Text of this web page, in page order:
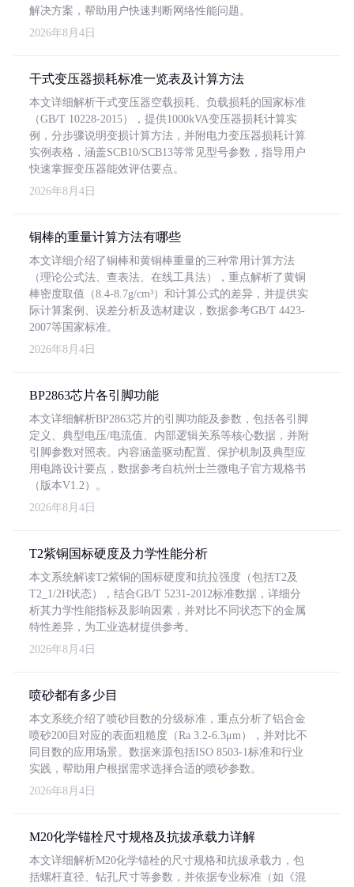
解决方案，帮助用户快速判断网络性能问题。
2026年8月4日
干式变压器损耗标准一览表及计算方法
本文详细解析干式变压器空载损耗、负载损耗的国家标准
（GB/T 10228-2015），提供1000kVA变压器损耗计算实
例，分步骤说明变损计算方法，并附电力变压器损耗计算
实例表格，涵盖SCB10/SCB13等常见型号参数，指导用户
快速掌握变压器能效评估要点。
2026年8月4日
铜棒的重量计算方法有哪些
本文详细介绍了铜棒和黄铜棒重量的三种常用计算方法
（理论公式法、查表法、在线工具法），重点解析了黄铜
棒密度取值（8.4-8.7g/cm³）和计算公式的差异，并提供实
际计算案例、误差分析及选材建议，数据参考GB/T 4423-
2007等国家标准。
2026年8月4日
BP2863芯片各引脚功能
本文详细解析BP2863芯片的引脚功能及参数，包括各引脚
定义、典型电压/电流值、内部逻辑关系等核心数据，并附
引脚参数对照表。内容涵盖驱动配置、保护机制及典型应
用电路设计要点，数据参考自杭州士兰微电子官方规格书
（版本V1.2）。
2026年8月4日
T2紫铜国标硬度及力学性能分析
本文系统解读T2紫铜的国标硬度和抗拉强度（包括T2及
T2_1/2H状态），结合GB/T 5231-2012标准数据，详细分
析其力学性能指标及影响因素，并对比不同状态下的金属
特性差异，为工业选材提供参考。
2026年8月4日
喷砂都有多少目
本文系统介绍了喷砂目数的分级标准，重点分析了铝合金
喷砂200目对应的表面粗糙度（Ra 3.2-6.3μm），并对比不
同目数的应用场景。数据来源包括ISO 8503-1标准和行业
实践，帮助用户根据需求选择合适的喷砂参数。
2026年8月4日
M20化学锚栓尺寸规格及抗拔承载力详解
本文详细解析M20化学锚栓的尺寸规格和抗拔承载力，包
括螺杆直径、钻孔尺寸等参数，并依据专业标准（如《混